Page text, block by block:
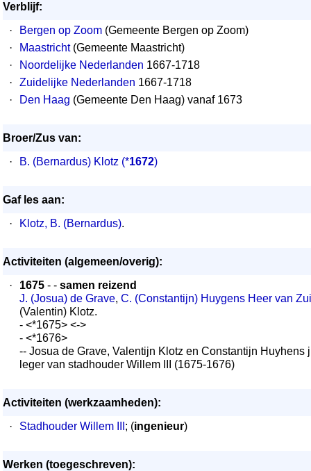
Verblijf:
·
Bergen op Zoom (Gemeente Bergen op Zoom)
·
Maastricht(Gemeente Maastricht)
·
Noordelijke Nederlanden 1667-1718
·
Zuidelijke Nederlanden 1667-1718
·
Den Haag (Gemeente Den Haag) vanaf 1673
Broer/Zus van:
·
B. (Bernardus) Klotz (*1672)
Gaf les aan:
·
Klotz, B. (Bernardus).
Activiteiten (algemeen/overig):
·
1675 - - samen reizend
J. (Josua) de Grave, C. (Constantijn) Huygens Heer van
(Valentin) Klotz.
- <*1675> <->
- <*1676>
-- Josua de Grave, Valentijn Klotz en Constantijn Huyhens
leger van stadhouder Willem III (1675-1676)
Activiteiten (werkzaamheden):
·
Stadhouder Willem III ; (ingenieur)
Werken (toegeschreven):